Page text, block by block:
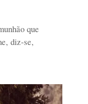
que
diz-se,